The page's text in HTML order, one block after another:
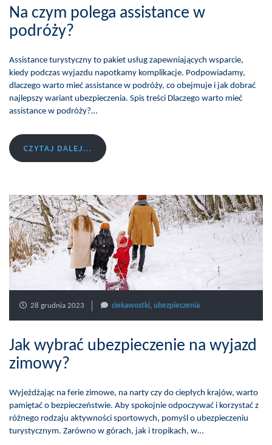
Na czym polega assistance w
podróży?
Assistance turystyczny to pakiet usług zapewniających wsparcie,
kiedy podczas wyjazdu napotkamy komplikacje. Podpowiadamy,
dlaczego warto mieć assistance w podróży, co obejmuje i jak dobrać
najlepszy wariant ubezpieczenia. Spis treści Dlaczego warto mieć
assistance w podróży?…
CZYTAJ DALEJ...
28 grudnia 2023 ciekawostki ubezpieczenia
Jak wybrać ubezpieczenie na wyjazd
zimowy?
Wyjeżdżając na ferie zimowe, na narty czy do ciepłych krajów, warto
pamiętać o bezpieczeństwie. Aby spokojnie odpoczywać i korzystać z
różnego rodzaju aktywności sportowych, pomyśl o ubezpieczeniu
turystycznym. Zarówno w górach, jak i tropikach, w…